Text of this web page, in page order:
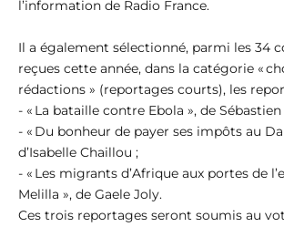
l’information de Radio France.
Il a également sélectionné, parmi les 34
reçues cette année, dans la catégorie «
rédactions » (reportages courts), les
- « La bataille contre Ebola », de
- « Du bonheur de payer ses impôts au
d’Isabelle Chaillou ;
- « Les migrants d’Afrique aux portes de
Melilla », de Gaele Joly.
Ces trois reportages seront soumis au